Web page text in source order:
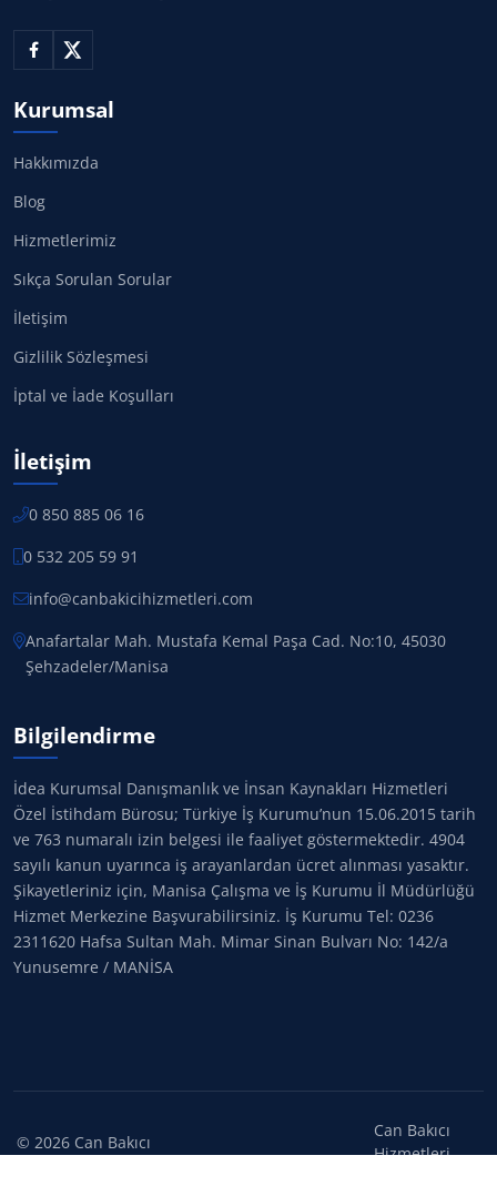
Kurumsal
Hakkımızda
Blog
Hizmetlerimiz
Sıkça Sorulan Sorular
İletişim
Gizlilik Sözleşmesi
İptal ve İade Koşulları
İletişim
0 850 885 06 16
0 532 205 59 91
info@canbakicihizmetleri.com
Anafartalar Mah. Mustafa Kemal Paşa Cad. No:10, 45030
Şehzadeler/Manisa
Bilgilendirme
İdea Kurumsal Danışmanlık ve İnsan Kaynakları Hizmetleri
Özel İstihdam Bürosu; Türkiye İş Kurumu’nun 15.06.2015 tarih
ve 763 numaralı izin belgesi ile faaliyet göstermektedir. 4904
sayılı kanun uyarınca iş arayanlardan ücret alınması yasaktır.
Şikayetleriniz için, Manisa Çalışma ve İş Kurumu İl Müdürlüğü
Hizmet Merkezine Başvurabilirsiniz. İş Kurumu Tel: 0236
2311620 Hafsa Sultan Mah. Mimar Sinan Bulvarı No: 142/a
Yunusemre / MANİSA
© 2026Can Bakıcı
Can Bakıcı
Hizmetleri